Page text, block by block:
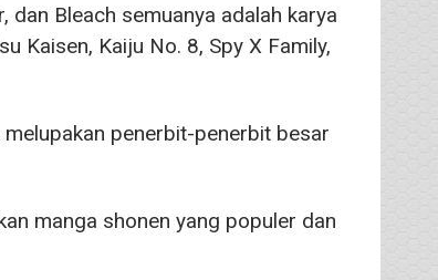
dan Bleach semuanya adalah karya
Kaisen, Kaiju No. 8, Spy X Family,
penerbit-penerbit besar
manga shonen yang populer dan